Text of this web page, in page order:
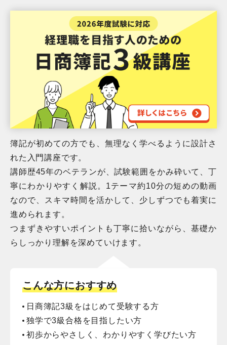
簿記が初めての方でも、無理なく学べるように設計さ
れた入門講座です。
講師歴45年のベテランが、試験範囲をかみ砕いて、丁
寧にわかりやすく解説。1テーマ約10分の短めの動画
なので、スキマ時間を活かして、少しずつでも着実に
進められます。
つまずきやすいポイントも丁寧に拾いながら、基礎か
らしっかり理解を深めていけます。
こんな方におすすめ
日商簿記3級をはじめて受験する方
独学で3級合格を目指したい方
初歩からやさしく、わかりやすく学びたい方